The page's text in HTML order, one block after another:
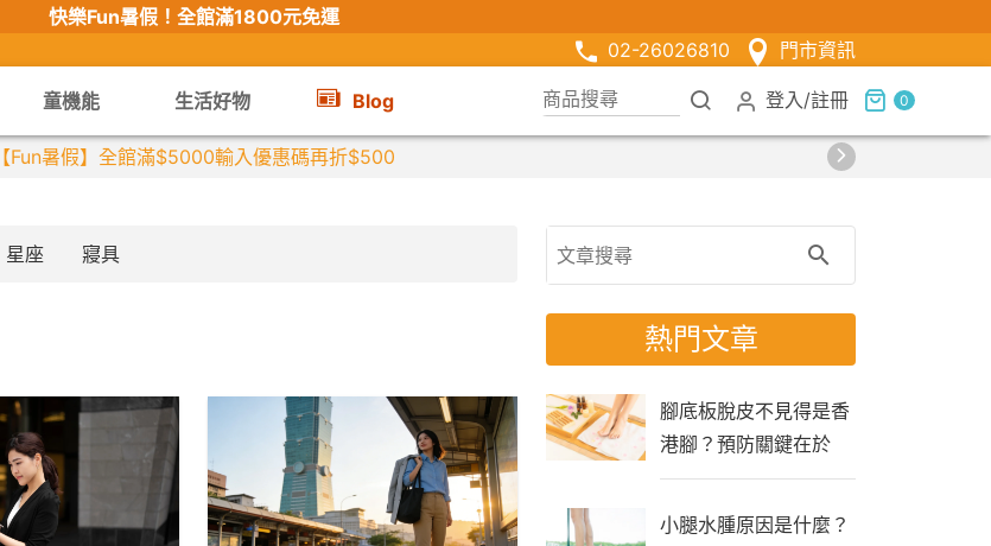
快樂Fun暑假！ 全館滿1800元免運
02-26026810
門市資訊
童機能 生活好物 Blog 登入 /註冊 0
【Fun暑假】全館滿$5000輸入優惠碼再折$500
星座 寢具
熱門文章
腳底板脫皮不見得是香
港腳？預防關鍵在於
「生活習慣」
小腿水腫原因是什麼？